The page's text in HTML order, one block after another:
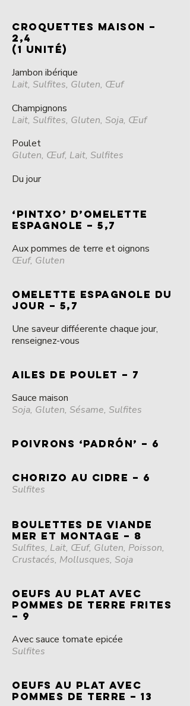
CROQUETTES MAISON –
2,4
(1 unité)
Jambon ibérique
Lait, Sulfites, Gluten, Œuf
Champignons
Lait, Sulfites, Gluten, Soja, Œuf
Poulet
Gluten, Œuf, Lait, Sulfites
Du jour
‘PINTXO’ D’OMELETTE
ESPAGNOLE – 5,7
Aux pommes de terre et oignons
Œuf, Gluten
OMELETTE ESPAGNOLE DU
JOUR – 5,7
Une saveur difféerente chaque jour,
renseignez-vous
AILES DE POULET – 7
Sauce maison
Soja, Gluten, Sésame, Sulfites
POIVRONS ‘PADRÓN’ – 6
CHORIZO AU CIDRE – 6
Sulfites
Boulettes de viande
mer et montage – 8
Sulfites, Lait, Œuf, Gluten, Poisson,
Crustacés, Mollusques, Soja
OEUFS au plat Avec
pommes de terre frites
– 9
Avec sauce tomate epicée
Sulfites
OEUFS au plat Avec
pommes de terre – 13